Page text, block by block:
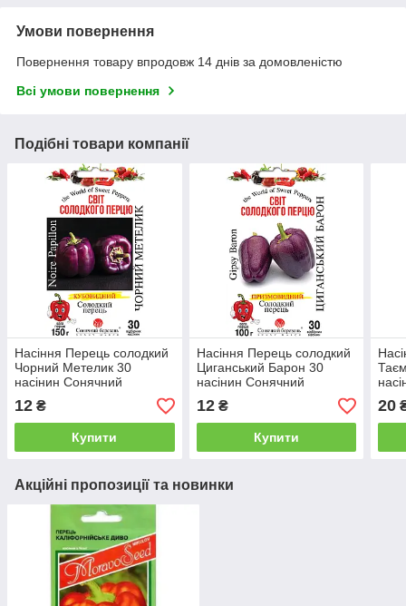
Умови повернення
Повернення товару впродовж 14 днів за домовленістю
Всі умови повернення
Подібні товари компанії
Насіння Перець солодкий
Чорний Метелик 30
насінин Сонячний
Березень
12 ₴
Купити
Насіння Перець солодкий
Циганський Барон 30
насінин Сонячний
Березень
12₴
Купити
20
Акційні пропозиції та новинки